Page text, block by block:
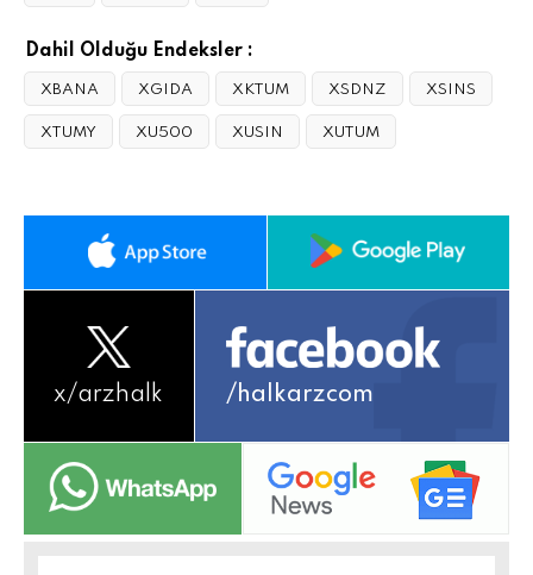
Dahil Olduğu Endeksler :
XBANA XGIDA XKTUM XSDNZ XSINS
XTUMY XU500 XUSIN XUTUM
x/arzhalk /halkarzcom